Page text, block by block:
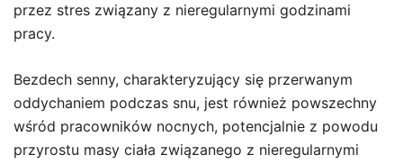
przez stres związany z nieregularnymi godzinami
pracy.
Bezdech senny, charakteryzujący się przerwanym
oddychaniem podczas snu, jest również powszechny
wśród pracowników nocnych, potencjalnie z powodu
przyrostu masy ciała związanego z nieregularnymi